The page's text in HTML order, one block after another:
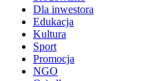
Dla inwestora
Edukacja
Kultura
Sport
Promocja
NGO